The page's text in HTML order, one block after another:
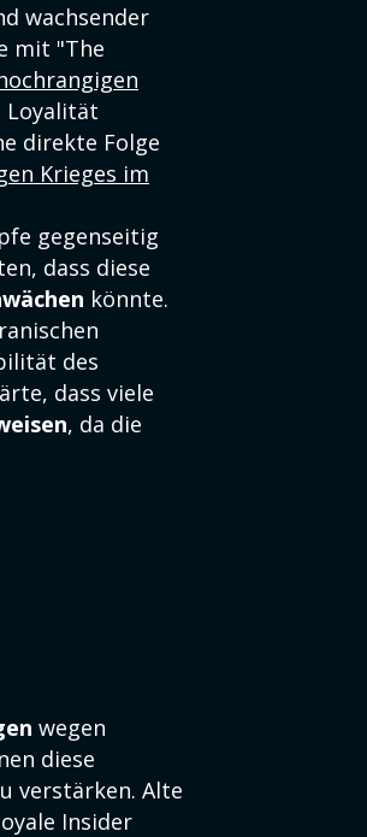
wachsender
mit "The
Loyalität
direkte Folge
Krieges im
gegenseitig
dass diese
könnte.
des
dass viele
, da die
wegen
diese
verstärken. Alte
Insider